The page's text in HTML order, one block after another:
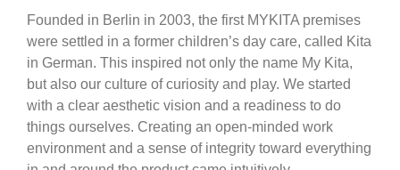
Founded in Berlin in 2003, the first MYKITA premises
were settled in a former children’s day care, called Kita
in German. This inspired not only the name My Kita,
but also our culture of curiosity and play. We started
with a clear aesthetic vision and a readiness to do
things ourselves. Creating an open-minded work
environment and a sense of integrity toward everything